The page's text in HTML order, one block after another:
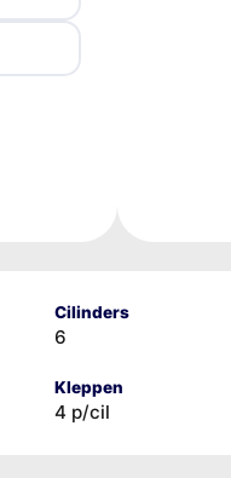
Cilinders
6
Kleppen
4 p/cil